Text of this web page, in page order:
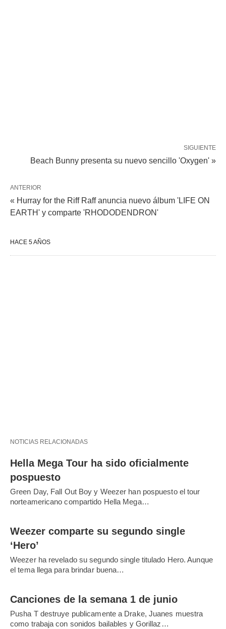
SIGUIENTE
Beach Bunny presenta su nuevo sencillo 'Oxygen' »
ANTERIOR
« Hurray for the Riff Raff anuncia nuevo álbum 'LIFE ON
EARTH' y comparte 'RHODODENDRON'
HACE 5 AÑOS
NOTICIAS RELACIONADAS
Hella Mega Tour ha sido oficialmente
pospuesto
Green Day, Fall Out Boy y Weezer han pospuesto el tour
norteamericano compartido Hella Mega…
Weezer comparte su segundo single
‘Hero’
Weezer ha revelado su segundo single titulado Hero. Aunque
el tema llega para brindar buena…
Canciones de la semana 1 de junio
Pusha T destruye publicamente a Drake, Juanes muestra
como trabaja con sonidos bailables y Gorillaz…